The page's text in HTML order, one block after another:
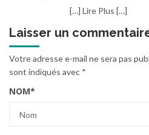
[…] Lire Plus […]
Laisser un
Votre adresse e-mail ne sera pas
sont indiqués avec *
NOM*